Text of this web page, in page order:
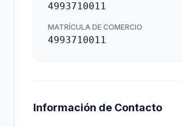
4993710011
MATRÍCULA DE COMERCIO
4993710011
Información de Contacto